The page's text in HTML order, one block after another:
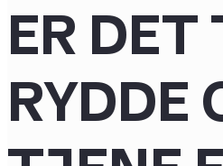
ER
RYDDE